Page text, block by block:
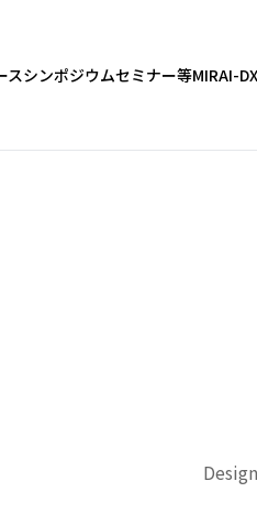
スシンポジウムセミナー等MIRAI-DX